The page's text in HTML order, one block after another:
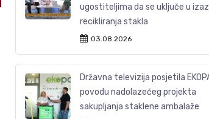
ugostiteljima da se uključe u
recikliranja stakla
03.08.2026
Državna televizija posjetila
povodu nadolazećeg projekta
sakupljanja staklene ambalaže